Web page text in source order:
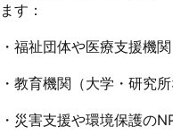
ます：
・福祉団体や医療支援機関
・教育機関（大学・研究所
・災害支援や環境保護の